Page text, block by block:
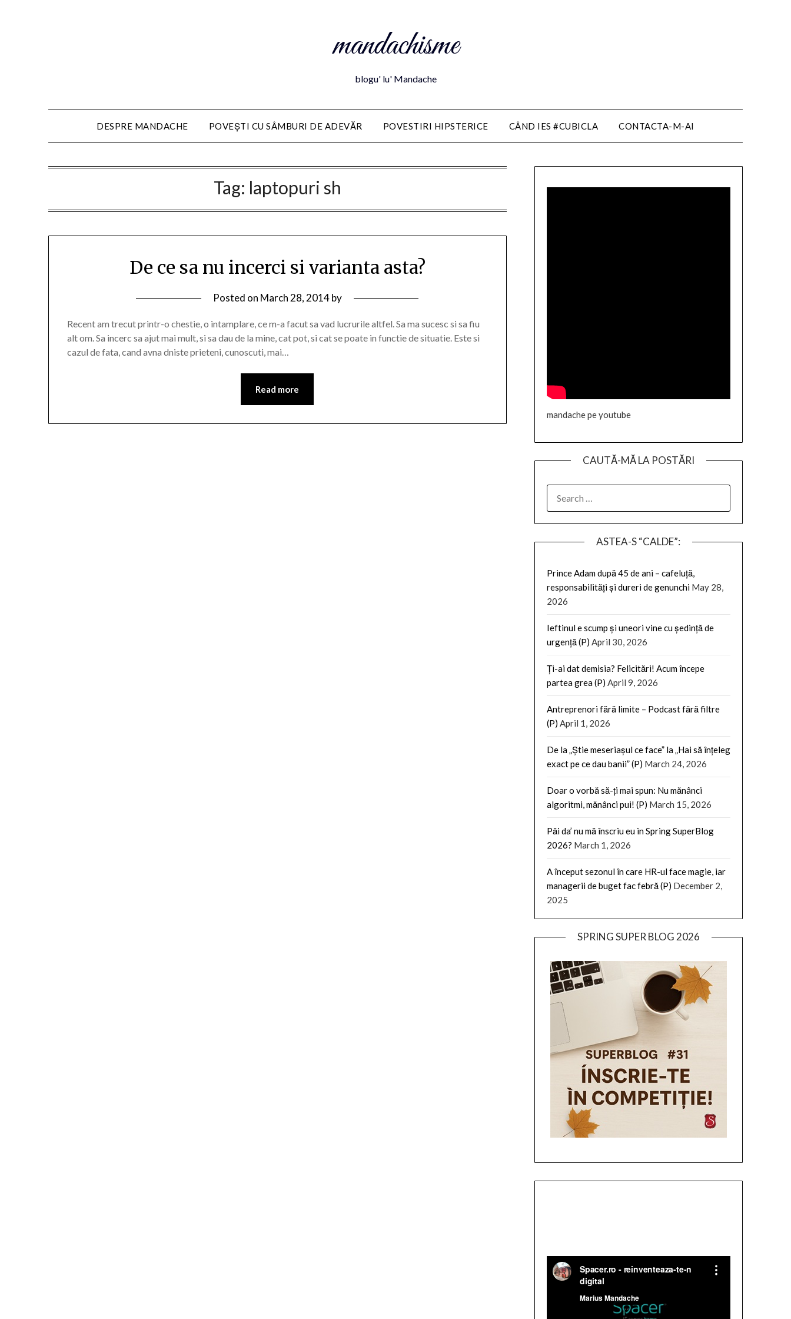
mandachisme
blogu' lu' Mandache
DESPRE MANDACHE POVEȘTI CU SÂMBURI DE ADEVĂR POVESTIRI HIPSTERICE CÂND IES #CUBICLA CONTACTA-M-AI
Tag: laptopuri sh
De ce sa nu incerci si varianta asta?
Posted on March 28, 2014by
Recent am trecut printr-o chestie, o intamplare, ce m-a facut sa vad lucrurile altfel. Sa ma sucesc si sa fiu
alt om. Sa incerc sa ajut mai mult, si sa dau de la mine, cat pot, si cat se poate in functie de situatie. Este si
cazul de fata, cand avna dniste prieteni, cunoscuti, mai…
Read more
mandache pe youtube
CAUTĂ-MĂ LA POSTĂRI
FOR:
ASTEA-S “CALDE”:
Prince Adam după 45 de ani – cafeluță,
responsabilități și dureri de genunchi May 28,
2026
Ieftinul e scump și uneori vine cu ședință de
urgență (P) April 30, 2026
Ți-ai dat demisia? Felicitări! Acum începe
partea grea (P) April 9, 2026
Antreprenori fără limite – Podcast fără filtre
(P) April 1, 2026
De la „Știe meseriașul ce face” la „Hai să înțeleg
exact pe ce dau banii” (P) March 24, 2026
Doar o vorbă să-ți mai spun: Nu mănânci
algoritmi, mănânci pui! (P) March 15, 2026
Păi da’ nu mă înscriu eu in Spring SuperBlog
2026? March 1, 2026
A început sezonul în care HR-ul face magie, iar
managerii de buget fac febră (P) December 2,
2025
SPRING SUPER BLOG 2026